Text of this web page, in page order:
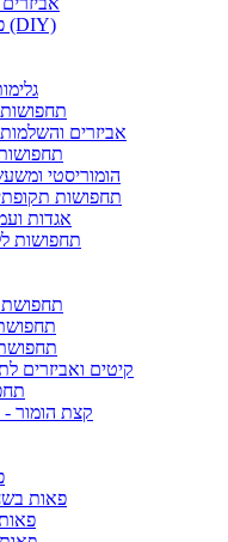
פריטי לבוש ובסיס לתחפושות (DIY)
תחפושות
אביזרים
הומוריסטי
תחפושות
אגדות
תחפושות
תחפושת
קיטים ואביזרים
קצת הומור -
פאות